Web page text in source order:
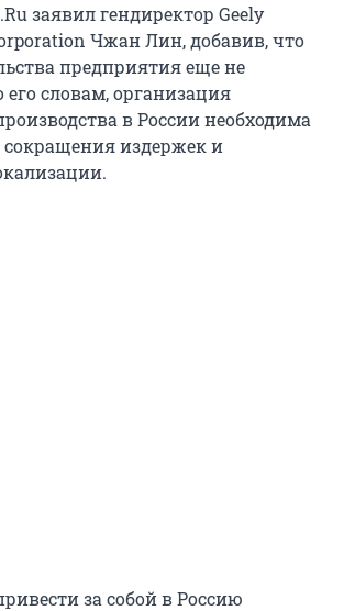
заявил гендиректор Geely
Чжан Лин, добавив, что
предприятия еще не
его словам, организация
в России необходима
издержек и
за собой в Россию